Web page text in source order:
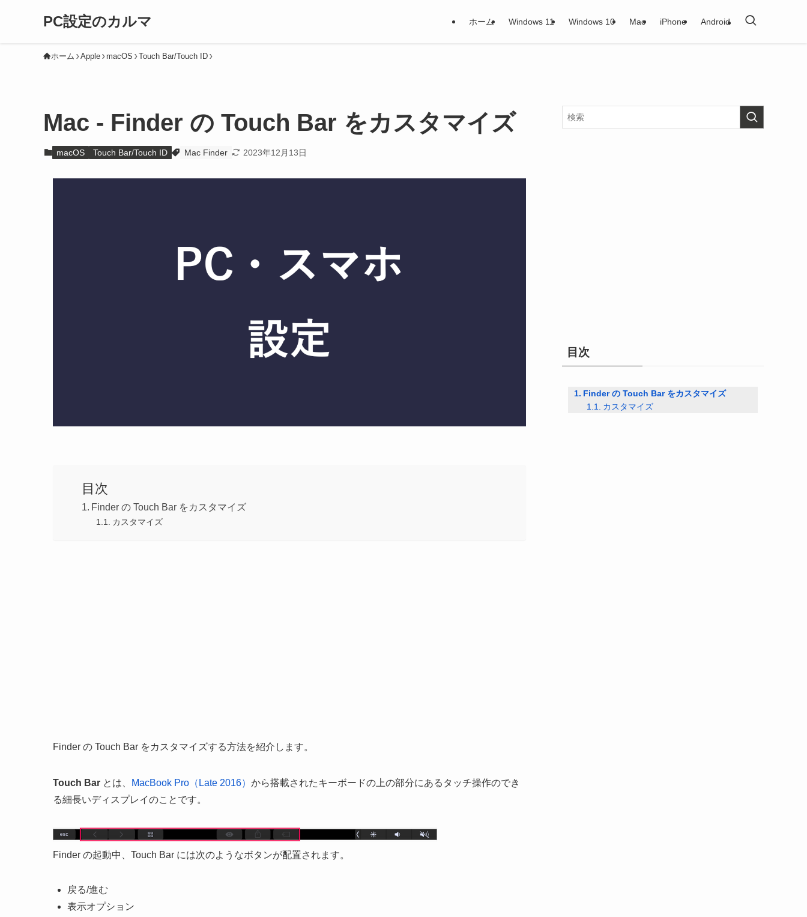
PC設定のカルマ ホーム Windows 11 Windows 10 Mac iPhone Android
ホーム Apple macOS Touch Bar/Touch ID
Mac - Finder の Touch Bar をカスタマイズ
macOS Touch Bar/Touch ID Mac Finder 2023年12月13日
目次
Finder の Touch Bar をカスタマイズ
カスタマイズ
Finder の Touch Bar をカスタマイズする方法を紹介します。
Touch Bar とは、 MacBook Pro（Late 2016） から搭載されたキーボードの上の部分にあるタッチ操作のでき
る細長いディスプレイのことです。
Finder の起動中、Touch Bar には次のようなボタンが配置されます。
戻る/進む
表示オプション
目次
Finder の Touch Bar をカスタマイズ
カスタマイズ